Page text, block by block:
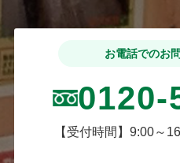
お電話でのお
0120-
【受付時間】9:00～